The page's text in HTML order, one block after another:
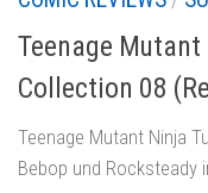
Teenage
Collection 08
Teenage Mutant Ninja
Bebop und Rocksteady